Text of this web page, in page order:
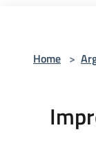
Home >